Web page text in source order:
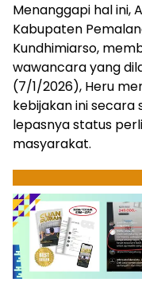
Menanggapi hal ini,
Kabupaten
Kundhimiarso,
wawancara yang
(7/1/2026), Heru
kebijakan ini
lepasnya status
masyarakat.